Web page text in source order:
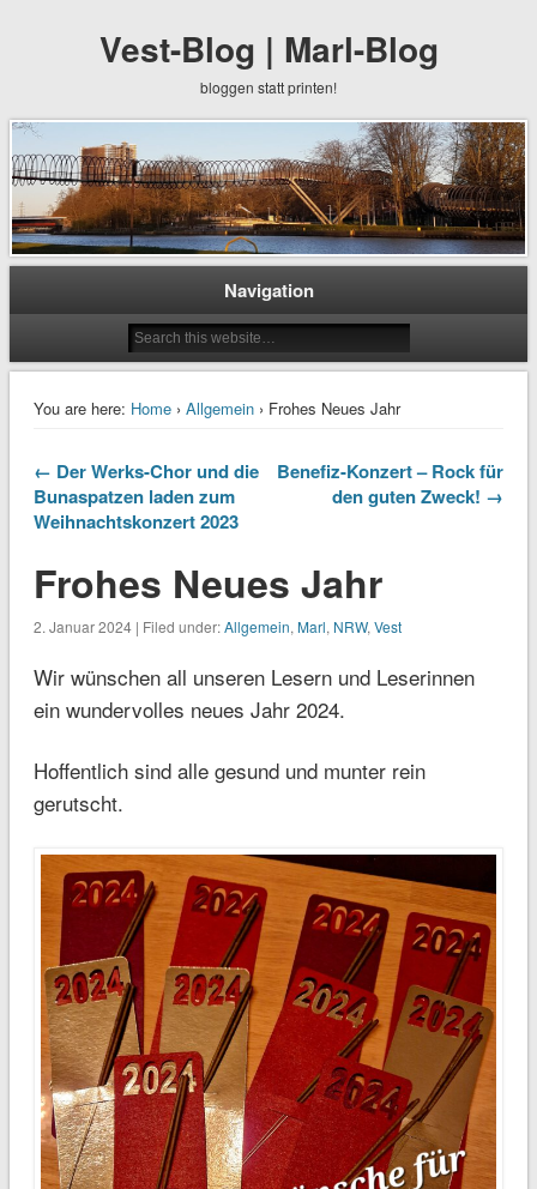
Vest-Blog | Marl-Blog
bloggen statt printen!
Navigation
You are here: Home› Allgemein› Frohes Neues Jahr
← Der Werks-Chor und die
Bunaspatzen laden zum
Weihnachtskonzert 2023
Benefiz-Konzert – Rock für
den guten Zweck! →
Frohes Neues Jahr
2. Januar 2024 | Filed under:Allgemein, Marl, NRW, Vest
Wir wünschen all unseren Lesern und Leserinnen
ein wundervolles neues Jahr 2024.
Hoffentlich sind alle gesund und munter rein
gerutscht.